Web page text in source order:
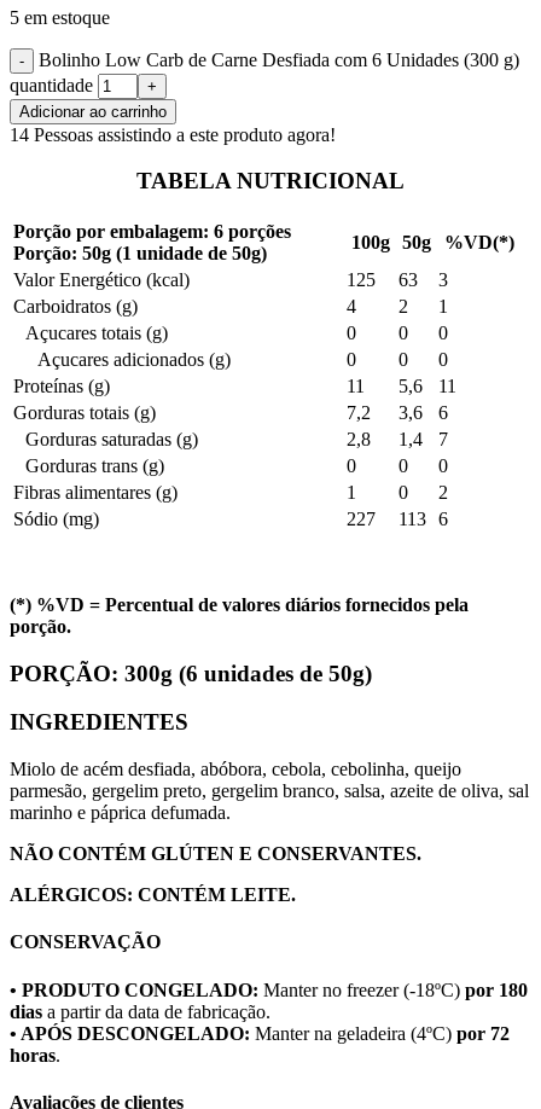
5 em estoque
Bolinho Low Carb de Carne Desfiada com 6 Unidades (300 g)
quantidade
Adicionar ao carrinho
14 Pessoas assistindo a este produto agora!
TABELA NUTRICIONAL
Porção por embalagem: 6 porções
Porção: 50g (1 unidade de 50g)
100g 50g
%VD(*)
Valor Energético (kcal)
125 63
3
Carboidratos (g)
4 2
1
Açucares totais (g)
0 0
0
Açucares adicionados (g)
0 0
0
Proteínas (g)
11 5,6
11
Gorduras totais (g)
7,2 3,6
6
Gorduras saturadas (g)
2,8 1,4
7
Gorduras trans (g)
0 0
0
Fibras alimentares (g)
1 0
2
Sódio (mg)
227 113 6
(*) %VD = Percentual de valores diários fornecidos pela
porção.
PORÇÃO: 300g (6 unidades de 50g)
INGREDIENTES
Miolo de acém desfiada, abóbora, cebola, cebolinha, queijo
parmesão, gergelim preto, gergelim branco, salsa, azeite de oliva, sal
marinho e páprica defumada.
NÃO CONTÉM GLÚTEN E CONSERVANTES.
ALÉRGICOS: CONTÉM LEITE.
CONSERVAÇÃO
• PRODUTO CONGELADO: Manter no freezer (-18ºC) por 180
dias a partir da data de fabricação.
• APÓS DESCONGELADO: Manter na geladeira (4ºC) por 72
horas.
Avaliações de clientes